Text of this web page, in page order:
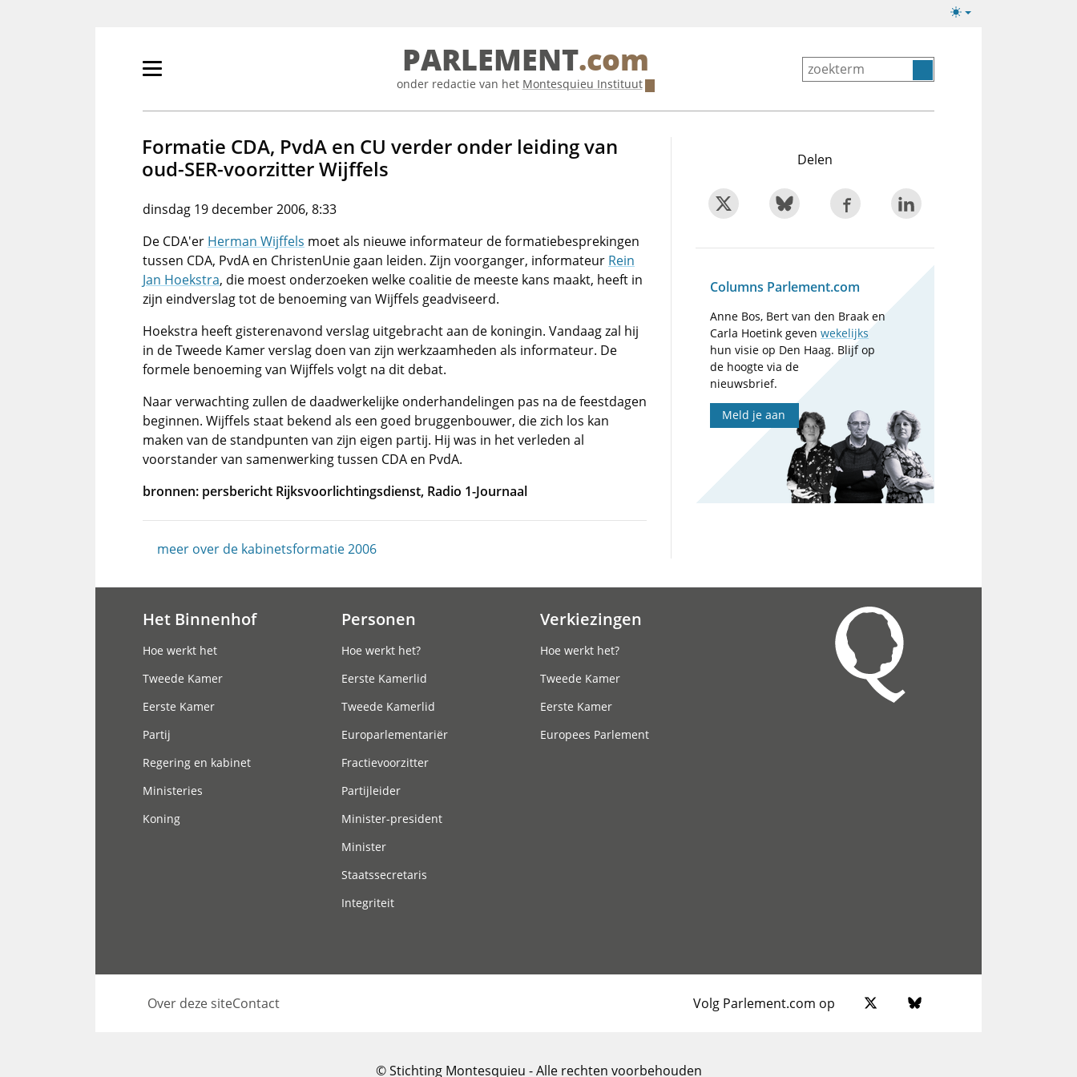
Lichte/donkere
Primair
tonen/verbergen
PARLEMENT.com
onder redactie van het Montesquieu Instituut
Formatie CDA, PvdA en CU verder onder leiding van
oud-SER-voorzitter Wijffels
dinsdag 19 december 2006, 8:33
De CDA'er Herman Wijffels moet als nieuwe informateur de formatiebesprekingen
tussen CDA, PvdA en ChristenUnie gaan leiden. Zijn voorganger, informateur Rein
Jan Hoekstra, die moest onderzoeken welke coalitie de meeste kans maakt, heeft in
zijn eindverslag tot de benoeming van Wijffels geadviseerd.
Hoekstra heeft gisterenavond verslag uitgebracht aan de koningin. Vandaag zal hij
in de Tweede Kamer verslag doen van zijn werkzaamheden als informateur. De
formele benoeming van Wijffels volgt na dit debat.
Naar verwachting zullen de daadwerkelijke onderhandelingen pas na de feestdagen
beginnen. Wijffels staat bekend als een goed bruggenbouwer, die zich los kan
maken van de standpunten van zijn eigen partij. Hij was in het verleden al
voorstander van samenwerking tussen CDA en PvdA.
bronnen: persbericht Rijksvoorlichtingsdienst, Radio 1-Journaal
meer over de kabinetsformatie 2006
Delen
Columns Parlement.com
Anne Bos, Bert van den Braak en
Carla Hoetink gevenwekelijks
hun visie op Den Haag. Blijf op
de hoogte via de
nieuwsbrief.
Meld je aan
Het Binnenhof
Hoe werkt het
Tweede Kamer
Eerste Kamer
Partij
Regering en kabinet
Ministeries
Koning
Personen
Hoe werkt het?
Eerste Kamerlid
Tweede Kamerlid
Europarlementariër
Fractievoorzitter
Partijleider
Minister-president
Minister
Staatssecretaris
Integriteit
Verkiezingen
Hoe werkt het?
Tweede Kamer
Eerste Kamer
Europees Parlement
Over deze siteContact Volg Parlement.com op
© Stichting Montesquieu - Alle rechten voorbehouden